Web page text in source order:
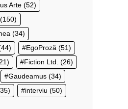
Arte (52)
(150)
(34)
EgoProză (51)
Fiction Ltd. (26)
Gaudeamus (34)
interviu (50)